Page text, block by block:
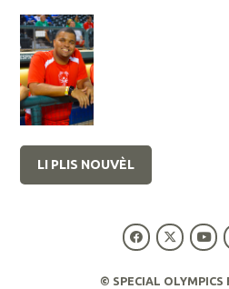
LI PLIS NOUVÈL
© SPECIAL OLYMPICS